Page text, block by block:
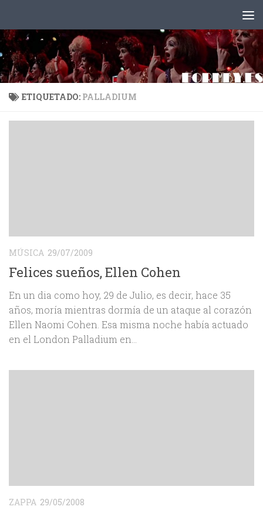
ETIQUETADO: PALLADIUM
MÚSICA 29/07/2009
Felices sueños, Ellen Cohen
En un dia como hoy, 29 de Julio, es decir, hace 35
años, moría mientras dormía de un ataque al corazón
Ellen Naomi Cohen. Esa misma noche había actuado
en el London Palladium en...
ZAPPA 29/05/2008